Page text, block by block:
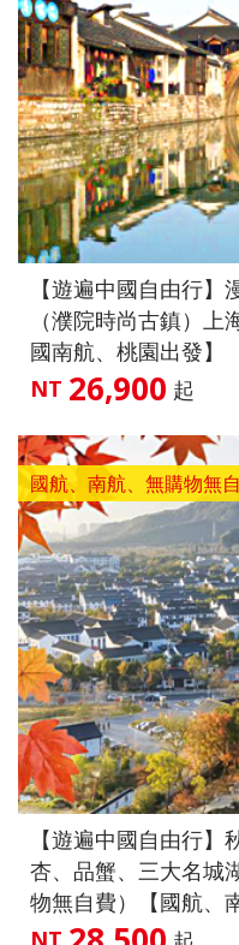
【遊遍中國自由行
（濮院時尚古鎮）
國南航、桃園出發】
NT 26,900 起
國航、南航、無購物無
【遊遍中國自由行
杏、品蟹、三大名城
物無自費）【國航、